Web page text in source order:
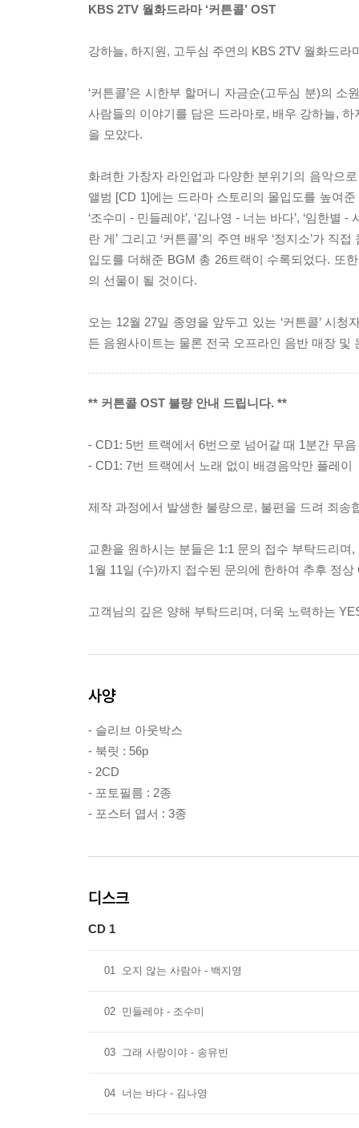
KBS 2TV 월화드라마 ‘커튼콜’ OST
강하늘, 하지원, 고두심 주연의 KBS 2TV 월화드라
‘커튼콜’은 시한부 할머니 자금순(고두심 분)의
사람들의 이야기를 담은 드라마로, 배우 강하늘,
을 모았다.
화려한 가창자 라인업과 다양한 분위기의 음악으
앨범 [CD 1]에는 드라마 스토리의 몰입도를 높여준
‘조수미 - 민들레야’, ‘김나영 - 너는 바다’, ‘임한별
란 게’ 그리고 ‘커튼콜’의 주연 배우 ‘정지소’가
입도를 더해준 BGM 총 26트랙이 수록되었다. 또
의 선물이 될 것이다.
오는 12월 27일 종영을 앞두고 있는 ‘커튼콜’ 시
든 음원사이트는 물론 전국 오프라인 음반 매장 및
** 커튼콜 OST 불량 안내 드립니다. **
- CD1: 5번 트랙에서 6번으로 넘어갈 때 1분간 무음
- CD1: 7번 트랙에서 노래 없이 배경음악만 플레이
제작 과정에서 발생한 불량으로, 불편을 드려 죄송
교환을 원하시는 분들은 1:1 문의 접수 부탁드리며,
1월 11일 (수)까지 접수된 문의에 한하여 추후 정
고객님의 깊은 양해 부탁드리며, 더욱 노력하는
사양
- 슬리브 아웃박스
- 북릿 : 56p
- 2CD
- 포토필름 : 2종
- 포스터 엽서 : 3종
디스크
CD 1
01 오지 않는 사람아 - 백지영
02 민들레야 - 조수미
03 그래 사랑이야 - 송유빈
04 너는 바다 - 김나영